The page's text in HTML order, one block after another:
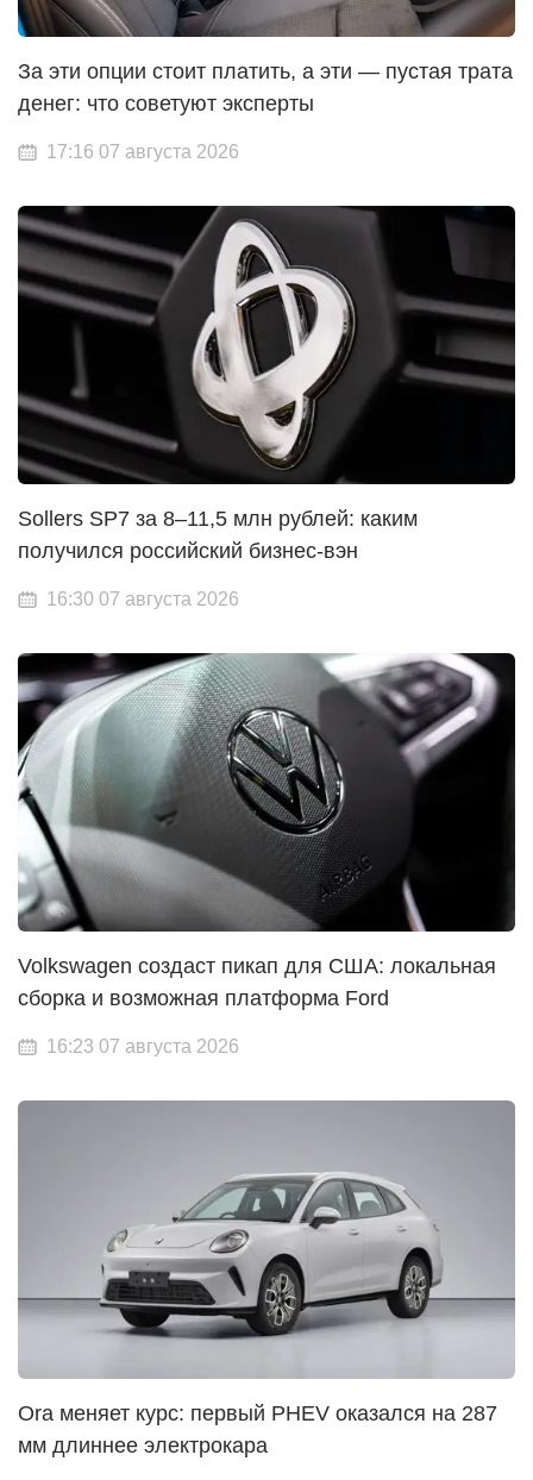
За эти опции стоит платить, а эти — пустая трата
денег: что советуют эксперты
17:16 07 августа 2026
Sollers SP7 за 8–11,5 млн рублей: каким
получился российский бизнес-вэн
16:30 07 августа 2026
Volkswagen создаст пикап для США: локальная
сборка и возможная платформа Ford
16:23 07 августа 2026
Ora меняет курс: первый PHEV оказался на 287
мм длиннее электрокара